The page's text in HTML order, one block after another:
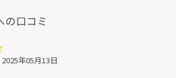
の口コミ
2025年05月13日